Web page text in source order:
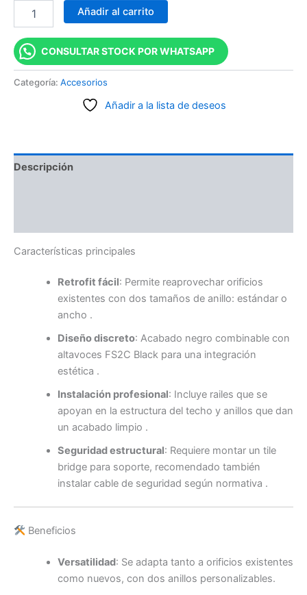
Añadir al carrito
CONSULTAR STOCK POR WHATSAPP
Categoría: Accesorios
Añadir a la lista de deseos
Descripción
Características principales
Retrofit fácil: Permite reaprovechar orificios
existentes con dos tamaños de anillo: estándar o
ancho .
Diseño discreto: Acabado negro combinable con
altavoces FS2C Black para una integración
estética .
Instalación profesional: Incluye railes que se
apoyan en la estructura del techo y anillos que dan
un acabado limpio .
Seguridad estructural: Requiere montar un tile
bridge para soporte, recomendado también
instalar cable de seguridad según normativa .
Beneficios
Versatilidad: Se adapta tanto a orificios existentes
como nuevos, con dos anillos personalizables.